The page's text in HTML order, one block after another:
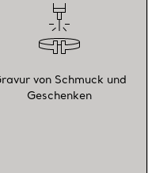
von Schmuck und
Geschenken